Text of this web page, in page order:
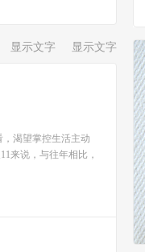
显示文字 显示文字
渴望掌控生活主动
来说，与往年相比，